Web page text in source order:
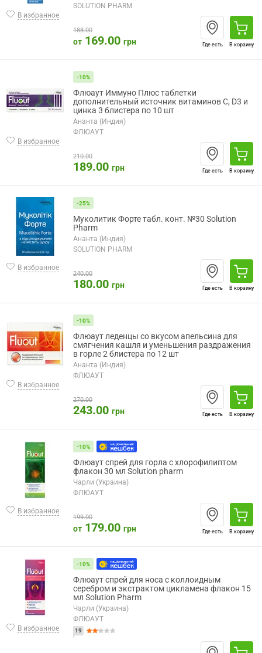
В избранное
SOLUTION PHARM
188.00
от 169.00 грн Где есть В корзину
В избранное
-10%
Флюаут Иммуно Плюс таблетки
дополнительный источник витаминов С, D3 и
цинка 3 блистера по 10 шт
Ананта (Индия)
ФЛЮАУТ
210.00
189.00 грн Где есть В корзину
В избранное
-25%
Муколитик Форте табл. конт. №30 Solution
Pharm
Ананта (Индия)
SOLUTION PHARM
240.00
180.00 грн Где есть В корзину
В избранное
-10%
Флюаут леденцы со вкусом апельсина для
смягчения кашля и уменьшения раздражения
в горле 2 блистера по 12 шт
Ананта (Индия)
ФЛЮАУТ
270.00
243.00 грн Где есть В корзину
В избранное
-10%
Флюаут спрей для горла с хлорофилиптом
флакон 30 мл Solution pharm
Чарли (Украина)
ФЛЮАУТ
199.00
от 179.00 грн Где есть В корзину
В избранное
-10%
Флюаут спрей для носа с коллоидным
серебром и экстрактом цикламена флакон 15
мл Solution Pharm
Чарли (Украина)
ФЛЮАУТ
19